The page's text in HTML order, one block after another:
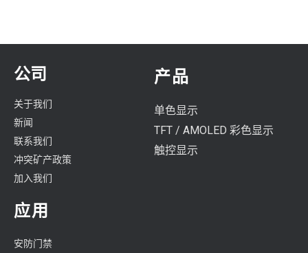
公司
关于我们
新闻
联系我们
冲突矿产政策
加入我们
产品
单色显示
TFT / AMOLED 彩色显示
触控显示
应用
安防门禁